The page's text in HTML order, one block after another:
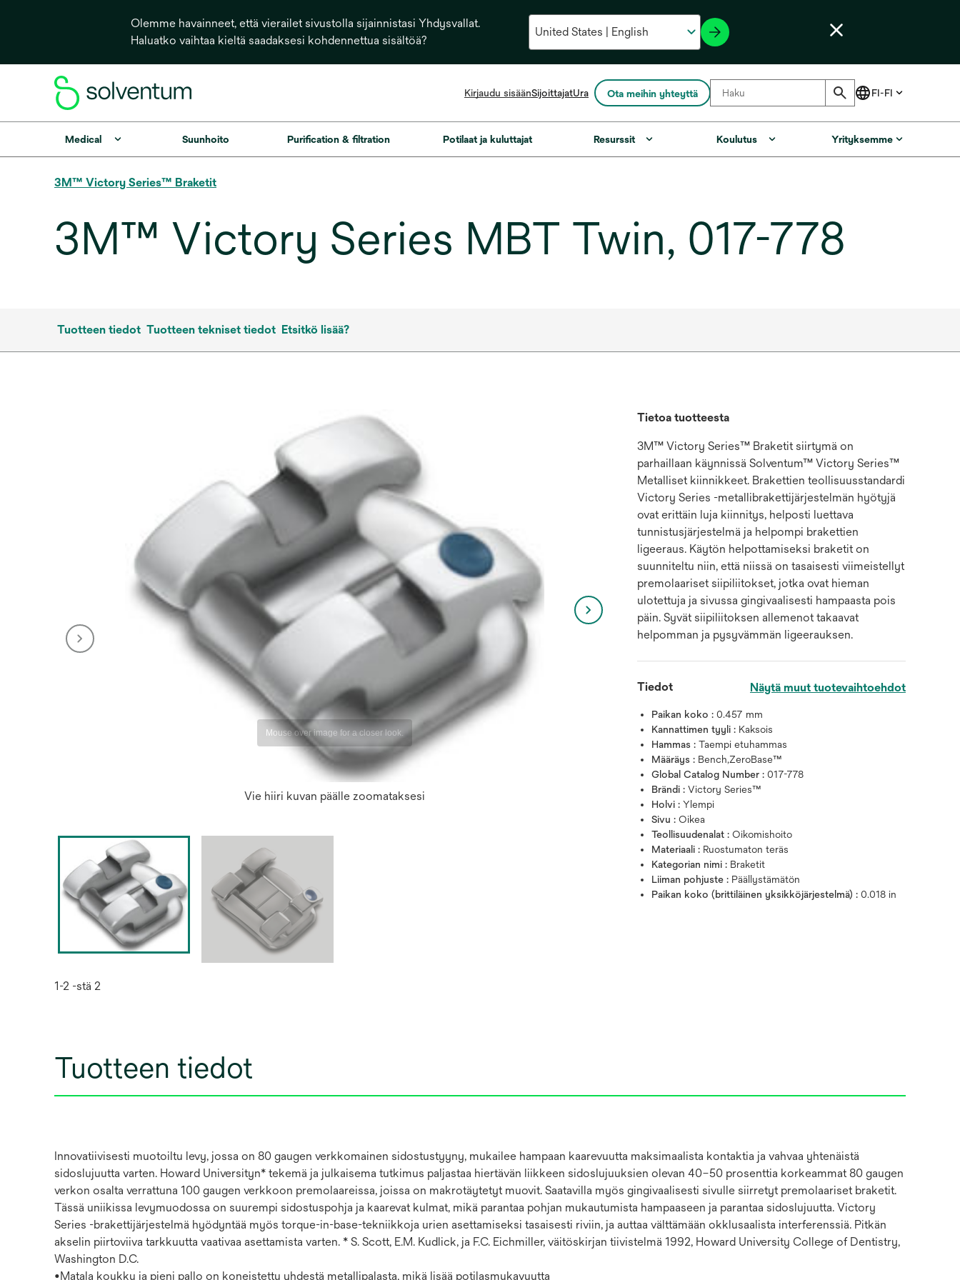
Olemme havainneet, että vierailet sivustolla sijainnistasi Yhdysvallat.
Haluatko vaihtaa kieltä saadaksesi kohdennettua sisältöä?
Kirjaudu sisäänSijoittajatopens
a
Ura Ota meihin yhteyttä
Medical Suunhoito Purification & filtration Potilaat ja kuluttajat Resurssit Koulutus Yrityksemme
3M™ Victory Series™ Braketit
3M™ Victory Series MBT Twin, 017-778
Tuotteen tiedot Tuotteen tekniset tiedot Etsitkö lisää?
Vie hiiri kuvan päälle zoomataksesi
1-2 -stä 2
Tietoa tuotteesta
3M™ Victory Series™ Braketit siirtymä on
parhaillaan käynnissä Solventum™ Victory Series™
Metalliset kiinnikkeet. Brakettien teollisuusstandardi
Victory Series -metallibrakettijärjestelmän hyötyjä
ovat erittäin luja kiinnitys, helposti luettava
tunnistusjärjestelmä ja helpompi brakettien
ligeeraus. Käytön helpottamiseksi braketit on
suunniteltu niin, että niissä on tasaisesti viimeistellyt
premolaariset siipiliitokset, jotka ovat hieman
ulotettuja ja sivussa gingivaalisesti hampaasta pois
päin. Syvät siipiliitoksen allemenot takaavat
helpomman ja pysyvämmän ligeerauksen.
Tiedot Näytä muut tuotevaihtoehdot
Paikan koko :0.457 mm
Kannattimen tyyli : Kaksois
Hammas :Taempi etuhammas
Määräys : Bench,ZeroBase™
Global Catalog Number :017-778
Brändi :Victory Series™
Holvi :Ylempi
Sivu :Oikea
Teollisuudenalat :Oikomishoito
Materiaali : Ruostumaton teräs
Kategorian nimi : Braketit
Liiman pohjuste : Päällystämätön
Paikan koko (brittiläinen yksikköjärjestelmä) :0.018 in
Tuotteen tiedot
Innovatiivisesti muotoiltu levy, jossa on 80 gaugen verkkomainen sidostustyyny, mukailee hampaan kaarevuutta maksimaalista kontaktia ja vahvaa yhtenäistä
sidoslujuutta varten. Howard Universityn* tekemä ja julkaisema tutkimus paljastaa hiertävän liikkeen sidoslujuuksien olevan 40–50 prosenttia korkeammat 80 gaugen
verkon osalta verrattuna 100 gaugen verkkoon premolaareissa, joissa on makrotäytetyt muovit. Saatavilla myös gingivaalisesti sivulle siirretyt premolaariset braketit.
Tässä uniikissa levymuodossa on suurempi sidostuspohja ja kaarevat kulmat, mikä parantaa pohjan mukautumista hampaaseen ja parantaa sidoslujuutta. Victory
Series -brakettijärjestelmä hyödyntää myös torque-in-base-tekniikkoja urien asettamiseksi tasaisesti riviin, ja auttaa välttämään okklusaalista interferenssiä. Pitkän
akselin piirtoviiva tarkkuutta vaativaa asettamista varten. * S. Scott, E.M. Kudlick, ja F.C. Eichmiller, väitöskirjan tiivistelmä 1992, Howard University College of Dentistry,
Washington D.C.
•Matala koukku ja pieni pallo on koneistettu yhdestä metallipalasta, mikä lisää potilasmukavuutta